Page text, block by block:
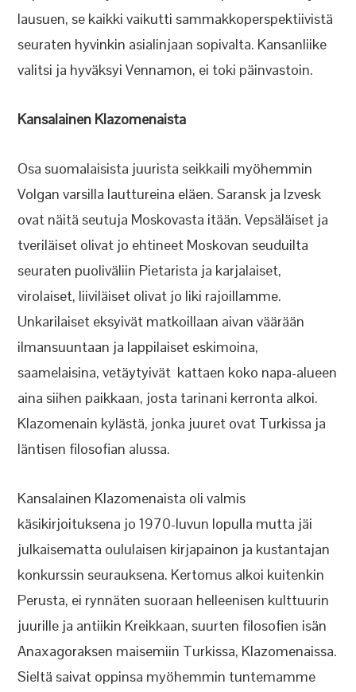
lausuen, se kaikki vaikutti sammakkoperspektiivistä
seuraten hyvinkin asialinjaan sopivalta. Kansanliike
valitsi ja hyväksyi Vennamon, ei toki päinvastoin.
Kansalainen Klazomenaista
Osa suomalaisista juurista seikkaili myöhemmin
Volgan varsilla lauttureina eläen. Saransk ja Izvesk
ovat näitä seutuja Moskovasta itään. Vepsäläiset ja
tveriläiset olivat jo ehtineet Moskovan seuduilta
seuraten puoliväliin Pietarista ja karjalaiset,
virolaiset, liiviläiset olivat jo liki rajoillamme.
Unkarilaiset eksyivät matkoillaan aivan väärään
ilmansuuntaan ja lappilaiset eskimoina,
saamelaisina, vetäytyivät kattaen koko napa-alueen
aina siihen paikkaan, josta tarinani kerronta alkoi.
Klazomenain kylästä, jonka juuret ovat Turkissa ja
läntisen filosofian alussa.
Kansalainen Klazomenaista oli valmis
käsikirjoituksena jo 1970-luvun lopulla mutta jäi
julkaisematta oululaisen kirjapainon ja kustantajan
konkurssin seurauksena. Kertomus alkoi kuitenkin
Perusta, ei rynnäten suoraan helleenisen kulttuurin
juurille ja antiikin Kreikkaan, suurten filosofien isän
Anaxagoraksen maisemiin Turkissa, Klazomenaissa.
Sieltä saivat oppinsa myöhemmin tuntemamme